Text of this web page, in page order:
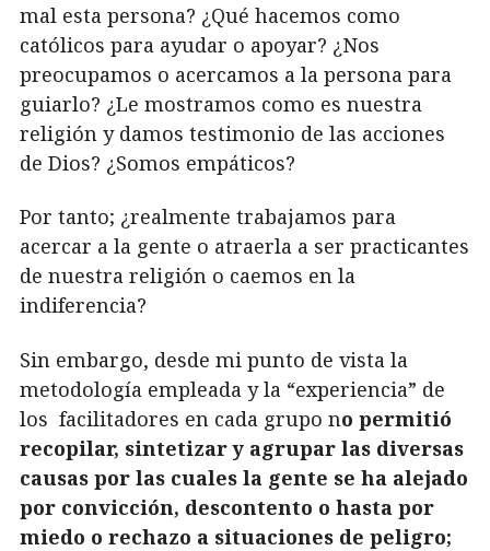
mal esta persona? ¿Qué hacemos como
católicos para ayudar o apoyar? ¿Nos
preocupamos o acercamos a la persona para
guiarlo? ¿Le mostramos como es nuestra
religión y damos testimonio de las acciones
de Dios? ¿Somos empáticos?
Por tanto; ¿realmente trabajamos para
acercar a la gente o atraerla a ser practicantes
de nuestra religión o caemos en la
indiferencia?
Sin embargo, desde mi punto de vista la
metodología empleada y la “experiencia” de
los facilitadores en cada grupo no permitió
recopilar, sintetizar y agrupar las diversas
causas por las cuales la gente se ha alejado
por convicción, descontento o hasta por
miedo o rechazo a situaciones de peligro;